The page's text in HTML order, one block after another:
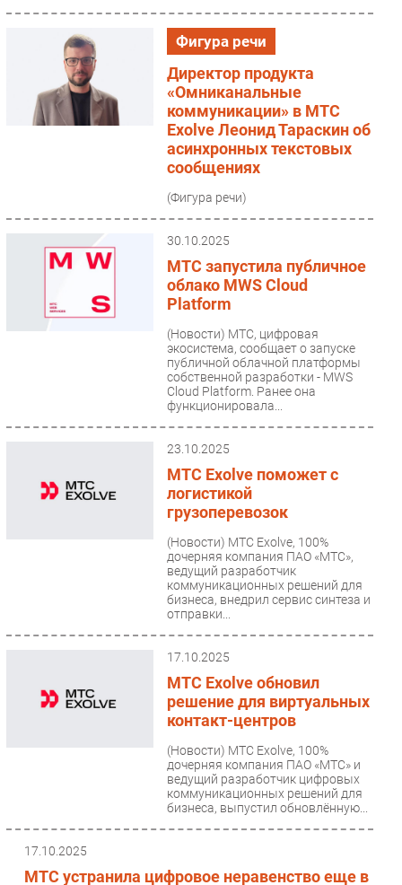
Фигура речи
Директор продукта
«Омниканальные
коммуникации» в МТС
Exolve Леонид Тараскин об
асинхронных текстовых
сообщениях
(Фигура речи)
30.10.2025
МТС запустила публичное
облако MWS Cloud
Platform
(Новости) МТС, цифровая
экосистема, сообщает о запуске
публичной облачной платформы
собственной разработки - MWS
Cloud Platform. Ранее она
функционировала...
23.10.2025
МТС Exolve поможет с
логистикой
грузоперевозок
(Новости) МТС Exolve, 100%
дочерняя компания ПАО «МТС»,
ведущий разработчик
коммуникационных решений для
бизнеса, внедрил сервис синтеза и
отправки...
17.10.2025
МТС Exolve обновил
решение для виртуальных
контакт-центров
(Новости) МТС Exolve, 100%
дочерняя компания ПАО «МТС» и
ведущий разработчик цифровых
коммуникационных решений для
бизнеса, выпустил обновлённую...
17.10.2025
МТС устранила цифровое неравенство еще в